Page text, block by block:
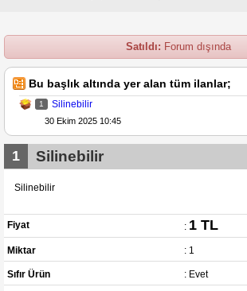
Satıldı: Forum dışında
Bu başlık altında yer alan tüm ilanlar;
1 Silinebilir
30 Ekim 2025 10:45
1 Silinebilir
Silinebilir
Fiyat : 1 TL
Miktar : 1
Sıfır Ürün : Evet